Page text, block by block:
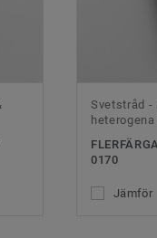
Svetstråd -
0170
Jämför